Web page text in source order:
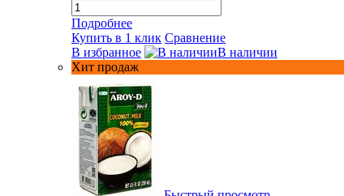
Подробнее
Купить в 1 клик Сравнение
В избранное
В наличии
Хит продаж